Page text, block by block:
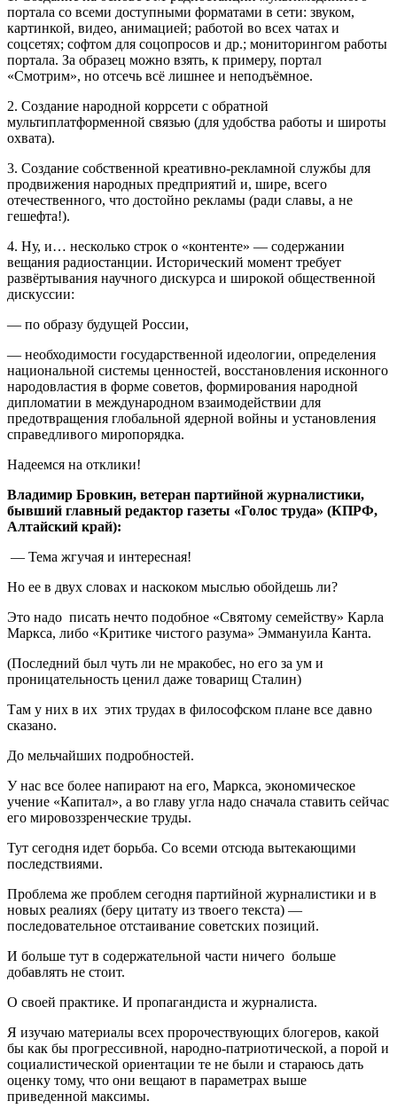
портала со всеми доступными форматами в сети: звуком,
картинкой, видео, анимацией; работой во всех чатах и
соцсетях; софтом для соцопросов и др.; мониторингом работы
портала. За образец можно взять, к примеру, портал
«Смотрим», но отсечь всё лишнее и неподъёмное.
2. Создание народной коррсети с обратной
мультиплатформенной связью (для удобства работы и широты
охвата).
3. Создание собственной креативно-рекламной службы для
продвижения народных предприятий и, шире, всего
отечественного, что достойно рекламы (ради славы, а не
гешефта!).
4. Ну, и… несколько строк о «контенте» — содержании
вещания радиостанции. Исторический момент требует
развёртывания научного дискурса и широкой общественной
дискуссии:
— по образу будущей России,
— необходимости государственной идеологии, определения
национальной системы ценностей, восстановления исконного
народовластия в форме советов, формирования народной
дипломатии в международном взаимодействии для
предотвращения глобальной ядерной войны и установления
справедливого миропорядка.
Надеемся на отклики!
Владимир Бровкин, ветеран партийной журналистики,
бывший главный редактор газеты «Голос труда» (КПРФ,
Алтайский край):
— Тема жгучая и интересная!
Но ее в двух словах и наскоком мыслью обойдешь ли?
Это надо писать нечто подобное «Святому семейству» Карла
Маркса, либо «Критике чистого разума» Эммануила Канта.
(Последний был чуть ли не мракобес, но его за ум и
проницательность ценил даже товарищ Сталин)
Там у них в их этих трудах в философском плане все давно
сказано.
До мельчайших подробностей.
У нас все более напирают на его, Маркса, экономическое
учение «Капитал», а во главу угла надо сначала ставить сейчас
его мировоззренческие труды.
Тут сегодня идет борьба. Со всеми отсюда вытекающими
последствиями.
Проблема же проблем сегодня партийной журналистики и в
новых реалиях (беру цитату из твоего текста) —
последовательное отстаивание советских позиций.
И больше тут в содержательной части ничего больше
добавлять не стоит.
О своей практике. И пропагандиста и журналиста.
Я изучаю материалы всех пророчествующих блогеров, какой
бы как бы прогрессивной, народно-патриотической, а порой и
социалистической ориентации те не были и стараюсь дать
оценку тому, что они вещают в параметрах выше
приведенной максимы.